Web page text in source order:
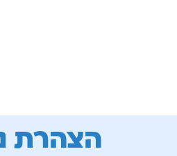
הצהרת